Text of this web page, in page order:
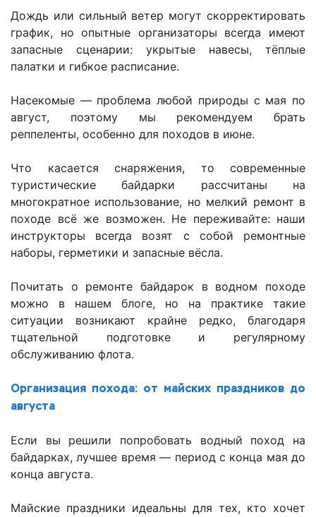
Дождь или сильный ветер могут скорректировать
график, но опытные организаторы всегда имеют
запасные сценарии: укрытые навесы, тёплые
палатки и гибкое расписание.
Насекомые — проблема любой природы с мая по
август, поэтому мы рекомендуем брать
реппеленты, особенно для походов в июне.
Что касается снаряжения, то современные
туристические байдарки рассчитаны на
многократное использование, но мелкий ремонт в
походе всё же возможен. Не переживайте: наши
инструкторы всегда возят с собой ремонтные
наборы, герметики и запасные вёсла.
Почитать о ремонте байдарок в водном походе
можно в нашем блоге, но на практике такие
ситуации возникают крайне редко, благодаря
тщательной подготовке и регулярному
обслуживанию флота.
Организация похода: от майских праздников до
августа
Если вы решили попробовать водный поход на
байдарках, лучшее время — период с конца мая до
конца августа.
Майские праздники идеальны для тех, кто хочет